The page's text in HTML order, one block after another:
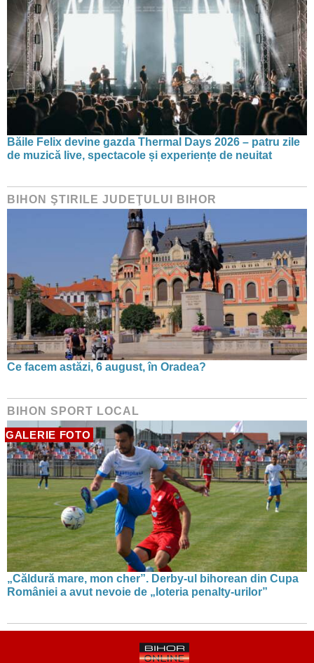
Băile Felix devine gazda Thermal Days 2026 – patru zile
de muzică live, spectacole și experiențe de neuitat
BIHON ŞTIRILE JUDEŢULUI BIHOR
Ce facem astăzi, 6 august, în Oradea?
BIHON SPORT LOCAL
GALERIE FOTO
„Căldură mare, mon cher”. Derby-ul bihorean din Cupa
României a avut nevoie de „loteria penalty-urilor”